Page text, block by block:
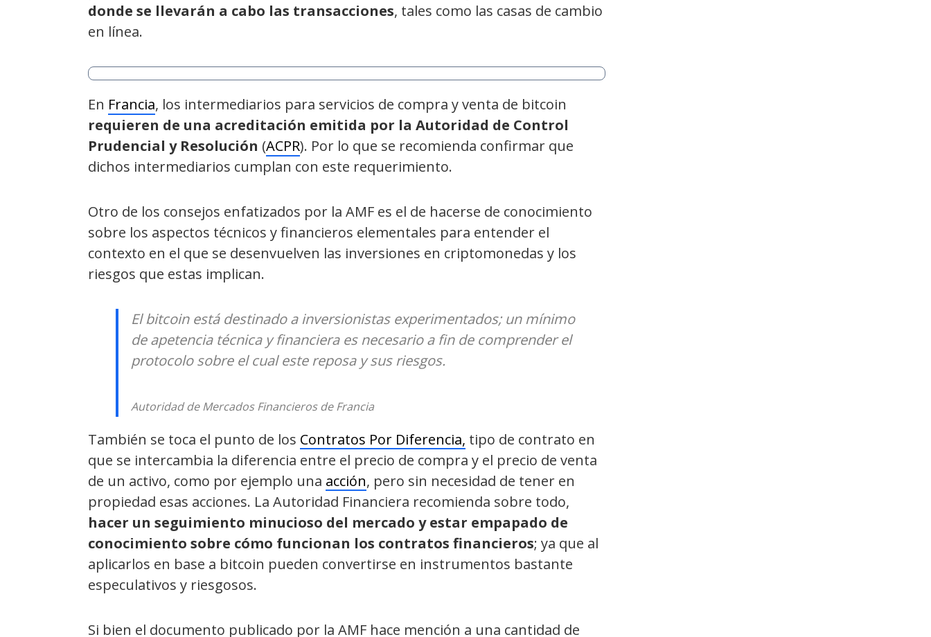
donde se llevarán a cabo las transacciones, tales como las casas de cambio
en línea.
En Francia, los intermediarios para servicios de compra y venta de bitcoin
requieren de una acreditación emitida por la Autoridad de Control
Prudencial y Resolución (ACPR). Por lo que se recomienda confirmar que
dichos intermediarios cumplan con este requerimiento.
Otro de los consejos enfatizados por la AMF es el de hacerse de conocimiento
sobre los aspectos técnicos y financieros elementales para entender el
contexto en el que se desenvuelven las inversiones en criptomonedas y los
riesgos que estas implican.
El bitcoin está destinado a inversionistas experimentados; un mínimo
de apetencia técnica y financiera es necesario a fin de comprender el
protocolo sobre el cual este reposa y sus riesgos.
Autoridad de Mercados Financieros de Francia
También se toca el punto de los Contratos Por Diferencia, tipo de contrato en
que se intercambia la diferencia entre el precio de compra y el precio de venta
de un activo, como por ejemplo una acción, pero sin necesidad de tener en
propiedad esas acciones. La Autoridad Financiera recomienda sobre todo,
hacer un seguimiento minucioso del mercado y estar empapado de
conocimiento sobre cómo funcionan los contratos financieros; ya que al
aplicarlos en base a bitcoin pueden convertirse en instrumentos bastante
especulativos y riesgosos.
Si bien el documento publicado por la AMF hace mención a una cantidad de